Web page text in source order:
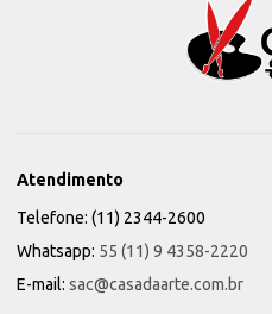
Atendimento
Telefone: (11) 2344-2600
Whatsapp: 55 (11) 9 4358-2220
E-mail: sac@casadaarte.com.br